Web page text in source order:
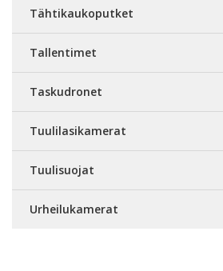
Tähtikaukoputket
Tallentimet
Taskudronet
Tuulilasikamerat
Tuulisuojat
Urheilukamerat